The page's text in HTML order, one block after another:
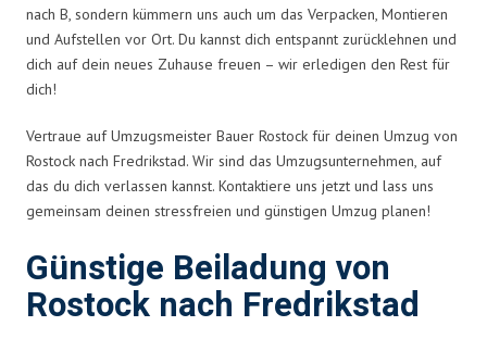
nach B, sondern kümmern uns auch um das Verpacken, Montieren
und Aufstellen vor Ort. Du kannst dich entspannt zurücklehnen und
dich auf dein neues Zuhause freuen – wir erledigen den Rest für
dich!
Vertraue auf Umzugsmeister Bauer Rostock für deinen Umzug von
Rostock nach Fredrikstad. Wir sind das Umzugsunternehmen, auf
das du dich verlassen kannst. Kontaktiere uns jetzt und lass uns
gemeinsam deinen stressfreien und günstigen Umzug planen!
Günstige Beiladung von
Rostock nach Fredrikstad